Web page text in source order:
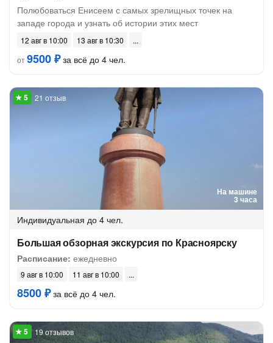
Полюбоваться Енисеем с самых зрелищных точек на
западе города и узнать об истории этих мест
12 авг в 10:00
13 авг в 10:30
от9500 ₽за всё до 4 чел.
На машине
3 часа
21 отзыв
Индивидуальная до 4 чел.
Большая обзорная экскурсия по Красноярску
Расписание: ежедневно
9 авг в 10:00 11 авг в 10:00
8500 ₽за всё до 4 чел.
19 отзывов